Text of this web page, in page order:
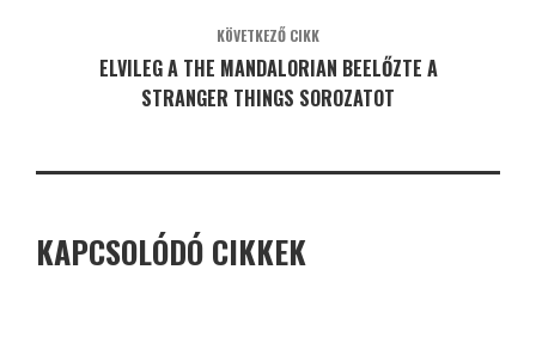
KÖVETKEZŐ CIKK
ELVILEG A THE MANDALORIAN BEELŐZTE A
STRANGER THINGS SOROZATOT
KAPCSOLÓDÓ CIKKEK